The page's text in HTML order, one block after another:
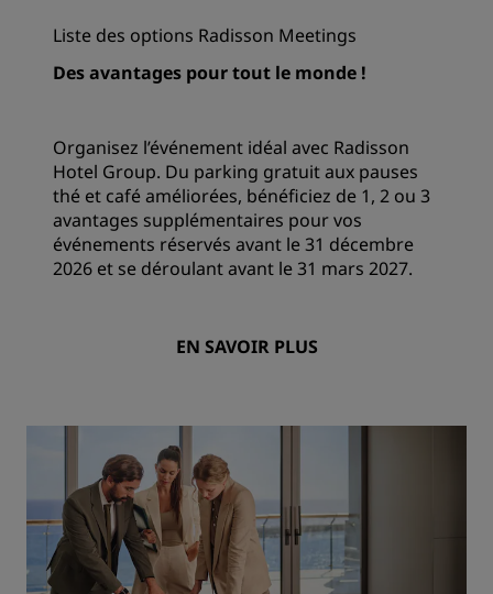
Liste des options Radisson Meetings
Des avantages pour tout le monde !
Organisez l’événement idéal avec Radisson
Hotel Group. Du parking gratuit aux pauses
thé et café améliorées, bénéficiez de 1, 2 ou 3
avantages supplémentaires pour vos
événements réservés avant le 31 décembre
2026 et se déroulant avant le 31 mars 2027.
EN SAVOIR PLUS